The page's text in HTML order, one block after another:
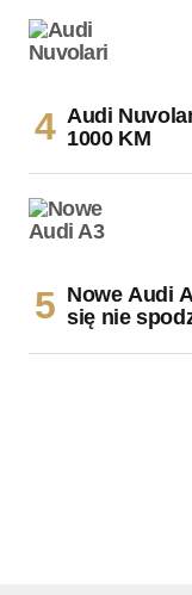
Audi
1000 KM
Nowe Audi
się nie